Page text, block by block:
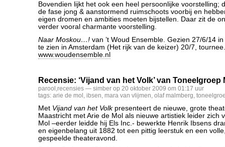
Bovendien lijkt het ook een heel persoonlijke voorstelling;
de fase jong & aanstormend ruimschoots voorbij en
eigen dromen en ambities moeten bijstellen. Daar zit de
verder vooral charmante voorstelling.
Naar Moskou…! van ’t Woud Ensemble. Gezien 27/6/14
te zien in Amsterdam (Het rijk van de keizer) 20/7,
www.woudensemble.nl
Recensie: ‘Vijand van het Volk’ van Toneelgroep
parool ,recensies — simber op 20 oktober 2009 om 01:17 uur
tags: arie de mol , ibsen, mara van vlijmen, olaf malmberg,
Met Vijand van het Volkpresenteert de nieuwe, grote
Maastricht met Arie de Mol als nieuwe artistiek leider zich
Mol –eerder leidde hij Els Inc.- bewerkte Henrik Ibsens
en eigenbelang uit 1882 tot een pittig leerstuk en een
gespeelde theateravond.